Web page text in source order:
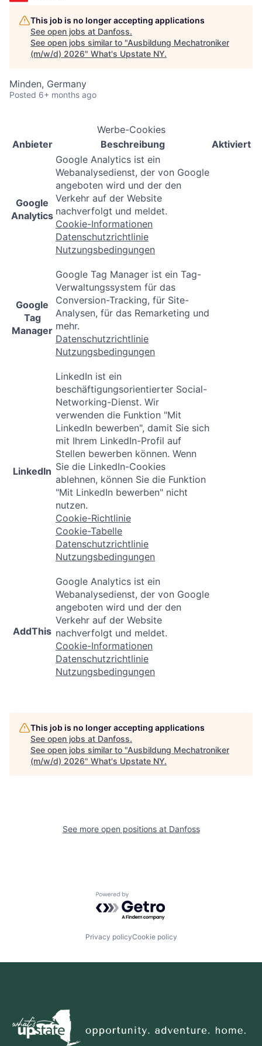
This job is no longer accepting applications
See open jobs at Danfoss.
See open jobs similar to "Ausbildung Mechatroniker
(m/w/d) 2026" What's Upstate NY.
Minden, Germany
Posted 6+ months ago
Werbe-Cookies
Anbieter
Beschreibung Aktiviert
Google
Analytics
Google Analytics ist ein
Webanalysedienst, der von Google
angeboten wird und der den
Verkehr auf der Website
nachverfolgt und meldet.
Cookie-Informationen
Datenschutzrichtlinie
Nutzungsbedingungen
Google
Tag
Manager
Google Tag Manager ist ein Tag-
Verwaltungssystem für das
Conversion-Tracking, für Site-
Analysen, für das Remarketing und
mehr.
Datenschutzrichtlinie
Nutzungsbedingungen
LinkedIn
LinkedIn ist ein
beschäftigungsorientierter Social-
Networking-Dienst. Wir
verwenden die Funktion "Mit
LinkedIn bewerben", damit Sie sich
mit Ihrem LinkedIn-Profil auf
Stellen bewerben können. Wenn
Sie die LinkedIn-Cookies
ablehnen, können Sie die Funktion
"Mit LinkedIn bewerben" nicht
nutzen.
Cookie-Richtlinie
Cookie-Tabelle
Datenschutzrichtlinie
Nutzungsbedingungen
AddThis
Google Analytics ist ein
Webanalysedienst, der von Google
angeboten wird und der den
Verkehr auf der Website
nachverfolgt und meldet.
Cookie-Informationen
Datenschutzrichtlinie
Nutzungsbedingungen
This job is no longer accepting applications
See open jobs at Danfoss.
See open jobs similar to "Ausbildung Mechatroniker
(m/w/d) 2026" What's Upstate NY.
See more open positions at Danfoss
Powered by Getro.com
Privacy policyCookie policy